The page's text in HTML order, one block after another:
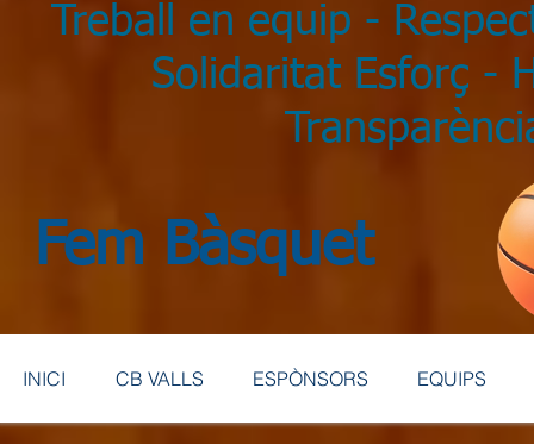
Treball en equip -
Solidaritat Esforç -
Fem Bàsquet
INICI CB VALLS ESPÒNSORS EQUIPS